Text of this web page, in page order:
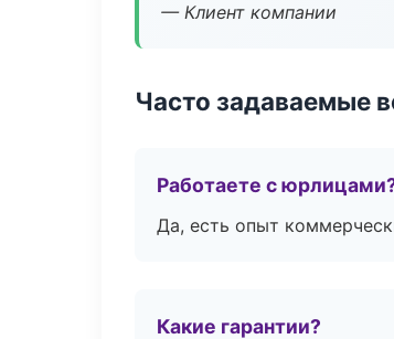
— Клиент компании
Часто задаваемые
Работаете с
Да, есть опыт
Какие гарантии?